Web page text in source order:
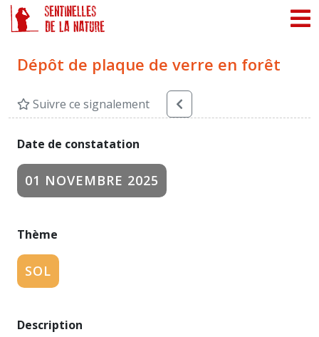
Dépôt de plaque de verre en forêt
Suivre ce signalement
Date de constatation
01 NOVEMBRE 2025
Thème
SOL
Description
Panneau de gestion des cookies